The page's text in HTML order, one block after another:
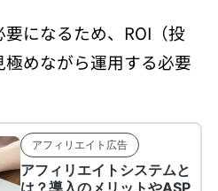
になるため、ROI（投
めながら運用する必要